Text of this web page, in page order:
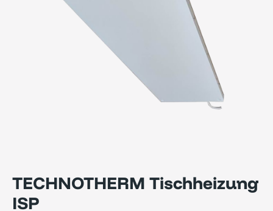
TECHNOTHERM Tischheizung
ISP